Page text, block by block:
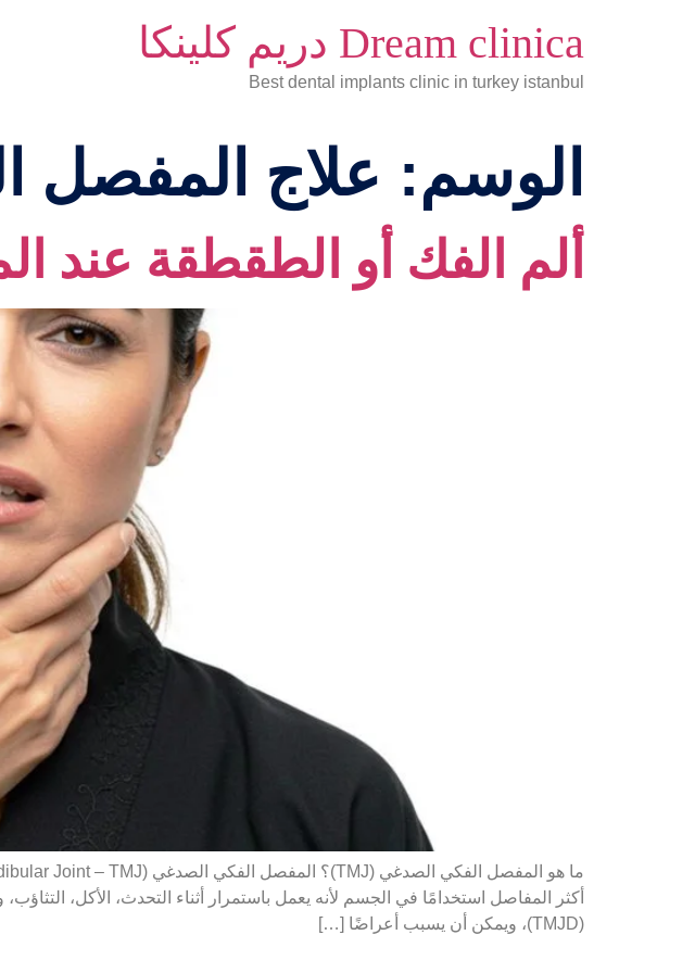
Dream clinica دريم كلينكا
Best dental implants clinic in turkey istanbul
الوسم: علاج المفصل
ألم الفك أو الطقطقة
أكثر المفاصل استخدامًا في الجسم لأنه يعمل باستمرار أثناء التحدث، الأكل،
(TMJD)، ويمكن أن يسبب أعراضًا […]